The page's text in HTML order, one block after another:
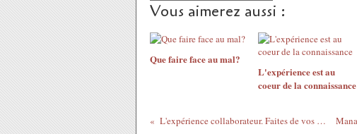
Vous aimerez aussi :
Que faire face au mal?
L'expérience est au
coeur de la connaissance
L'expérience collaborateur. Faites de vos employés les premiers fans de l'entreprise. Corinne Samama. diateino 2017